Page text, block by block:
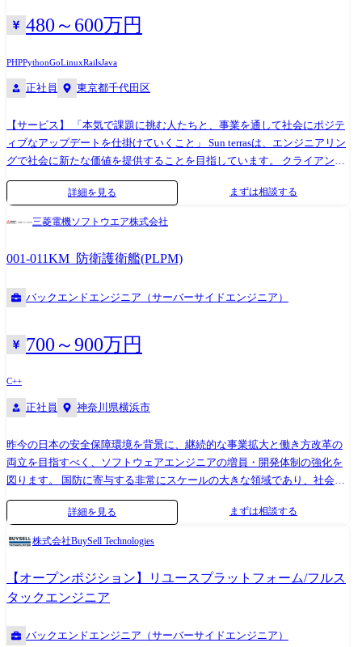
気で取り組みたいクライアントと0→1を作り出す経験を是非。 【開発環
境の一例】 ・開発言語:PHP、Ruby、Python、Kotlin、Swift、Go、Java、
JavaScript、TypeScriptなど ・フレームワーク:React、Vue.js、Node.js、
など ・その他:AWS、GCP、Docker、Apache、Github、Redmine、Slack
クトイメージ】 ・大手モバイル企業のユーザー向けシステム ・ヘルスケ
ア系のECサイト ・大規模コールセンターの社内システム ・大手女性向
けメディア ...etc
ていただきます。 その中で「要件定義〜開発〜リリース」「設計〜開
発」「開発のみ」のいずれかご希望に合わせて担当をお願いします。 対
ことができます。 【Sun terrasの特徴】 ●豊富なキャリアパス ・モダンな
可能(1-2次受けの商流で90%以上を占めています) ・キャリアチェンジの
実績も豊富にございます(バックエンド⇆フロントエンド、他言語) ・
Sun*へのキャリア転籍の実例もございます ・週1で勉強会を実施してお
ります(エンジニア勉強会、社内研修) ●高いリモートワーク比率 ・リモ
ートワーク比率は93%(2023年実績) ・地方からのフルリモート勤務、技
術を身につけた後に地方にUターンをしているメンバーも在籍していま
能です ●ワークライフバランス ・有給取得率81%(入社日に有給付与) ・
平均残業時間9.7時間 ・産休育休取得～復帰の実績もございます(管理職
含む) 【開発環境の一例】 ・開発言語:PHP、Ruby、Python、Kotlin、
Swift、Go、Java、JavaScript、TypeScriptなど ・フレームワーク:React、
ス:MySQL、PostgreSQL、Oracleなど ・その他:AWS、GCP、Docker、
Apache、Github、Redmine、Slackなど ※使用言語等はプロジェクトによ
って異なります。 【携わるプロダクトイメージ】 ・BtoB向け産業医ア
向けカラオケタブレットリモコン ・BtoC,BtoB向けオンライン英会話学
魅力について）】 ・言語、フレームワーク、リモート、案件やポジショ
ン等、要望が通りやすい ・昇給の条件が明確で時期へのモチベーション
が維持できる ・Sun* のSlackも見せていただいてるため、どのような技
術領域に興味があるのかなどキャッチアップができる ・特定の業種や商
流に拘らず、様々な案件に関われる ・プロジェクトの選択肢が多いの
で、伸ばしたいスキルに合わせてプロジェクトアサインしてもらうチャ
させてくれる ・もちろん成果次第ですが、正当に評価して頂けていると
480～600万円
PHPPythonGoLinuxRailsJava
正社員 東京都千代田区
【サービス】 「本気で課題に挑む人たちと、事業を通して社会にポジテ
ィブなアップデートを仕掛けていくこと」 Sun terrasは、エンジニアリン
グで社会に新たな価値を提供することを目指しています。 クライアント
の課題に真摯に向き合い、様々なサービスラインにより柔軟な支援をし
ていくことで社会をもっと便利に、豊かにアップデートします。 また、
Sun terrasは人とテクノロジーの可能性を信じて、可能性の種を育てアッ
Service 課題に真摯に向き合えるチームとしてエンジニアの技術力をスピ
ーディかつ安定的に提供し、 中長期的に高水準で柔軟なシステム開発・
保守・運用や、開発体制の構築・サポートを行います。 【仕事内容】 ス
タートアップからエンタープライズまで幅広いクライアントと直接話を
ていただきます。 その中で「要件定義〜開発〜リリース」「設計〜開
発」「開発のみ」のいずれかご希望に合わせて担当をお願いします。 対
ことができます。 【Sun terrasの特徴】 ●豊富なキャリアパス ・モダンな
可能(1-2次受けの商流で90%以上を占めています) ・キャリアチェンジの
実績も豊富にございます(バックエンド⇆フロントエンド、他言語) ・
Sun*へのキャリア転籍の実例もございます ・週1で勉強会を実施してお
ります(エンジニア勉強会、社内研修) ●高いリモートワーク比率 ・リモ
ートワーク比率は93%(2023年実績) ・地方からのフルリモート勤務、技
術を身につけた後に地方にUターンをしているメンバーも在籍していま
能です ●ワークライフバランス ・有給取得率81%(入社日に有給付与) ・
平均残業時間9.7時間 ・産休育休取得～復帰の実績もございます(管理職
含む) 【開発環境の一例】 ・開発言語:PHP、Ruby、Python、Kotlin、
Swift、Go、Java、JavaScript、TypeScriptなど ・フレームワーク:React、
Vue.js、Node.js、Spring Boot、Laravel、Ruby on Railsなど ・データベー
詳細を見る まずは相談する
三菱電機ソフトウエア株式会社
001-011KM_防衛護衛艦(PLPM)
バックエンドエンジニア（サーバーサイドエンジニア）
700～900万円
C++
正社員 神奈川県横浜市
昨今の日本の安全保障環境を背景に、継続的な事業拡大と働き方改革の
両立を目指すべく、ソフトウェアエンジニアの増員・開発体制の強化を
図ります。 国防に寄与する非常にスケールの大きな領域であり、社会貢
献性の高い分野です。 護衛艦の武器やセンサーを統括する戦術情報処理
システムの開発リーダーを募集します。 防衛省、三菱電機鎌倉製作所か
フトウェア機能改修を担います。 業務詳細: ・顧客とソフトウェア要件
定義等を実施する上流工程 ・ソフトウェア基本設計、詳細設計、製造(言
語 C++など)、単体/結合試験 ・工場内システム試験・海上自衛隊施設で
の陸上試験、造船所におけるぎ装支援作業 ※規模に応じ数名〜数十名の
※ ※業務の都合によっては会社外の職務に従事させるため出向又は転任
詳細を見る まずは相談する
株式会社BuySell Technologies
【オープンポジション】リユースプラットフォーム/フルス
タックエンジニア
バックエンドエンジニア（サーバーサイドエンジニア）